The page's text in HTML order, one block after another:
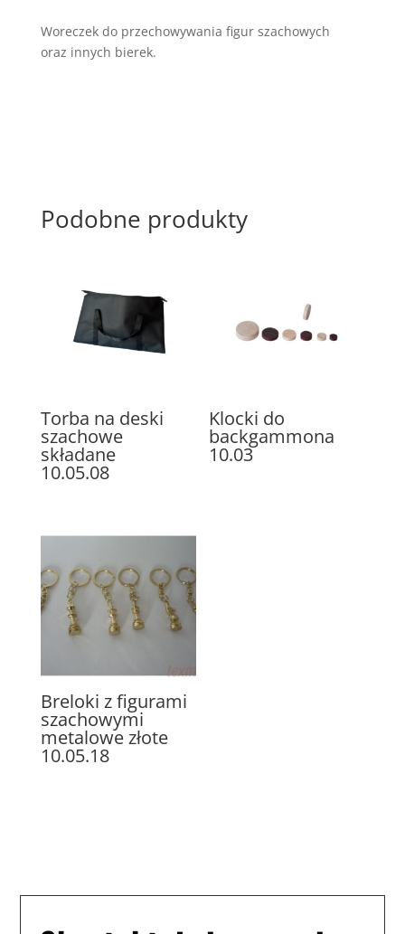
Woreczek do przechowywania figur szachowych
oraz innych bierek.
Podobne produkty
Torba na deski
szachowe
składane
10.05.08
Klocki do
backgammona
10.03
Breloki z figurami
szachowymi
metalowe złote
10.05.18